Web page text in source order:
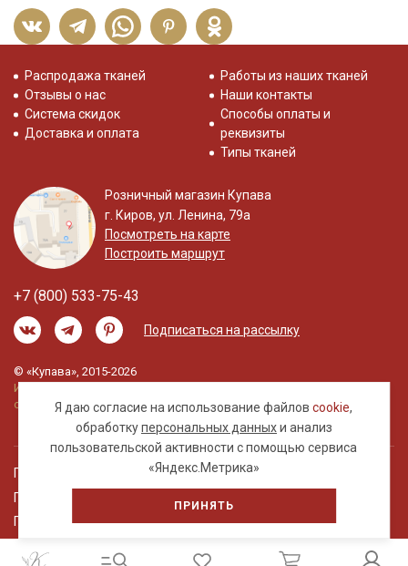
Я даю согласие на использование файловcookie,
обработкуперсональных данныхи анализ
пользовательской активности с помощью сервиса
«Яндекс.Метрика»
ПРИНЯТЬ
Распродажа тканей
Отзывы о нас
Система скидок
Доставка и оплата
Работы из наших тканей
Наши контакты
Способы оплаты и
реквизиты
Типы тканей
Розничный магазин Купава
г. Киров, ул. Ленина, 79а
Посмотреть на карте
Построить маршрут
+7 (800) 533-75-43
Подписаться на рассылку
© «Купава», 2015-2026
Информация на сайте не является публичной
офертой.
Правовая информация
Политика обработки персональных данных
Пользовательское соглашение